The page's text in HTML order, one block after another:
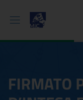
FIRMATO